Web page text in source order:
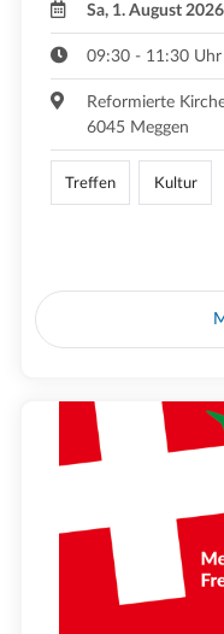
Sa, 1. August 2026
09:30 - 11:30 Uhr
Reformierte
6045 Meggen
Treffen Kultur